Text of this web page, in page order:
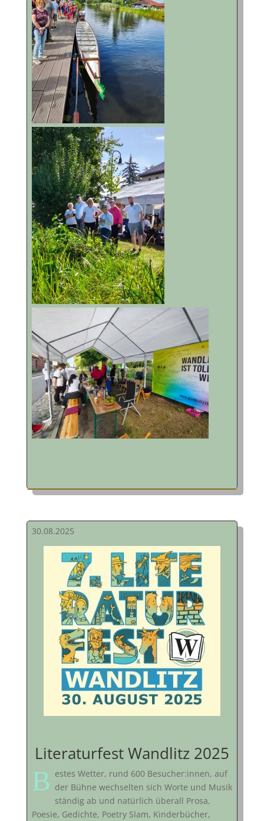
30.08.2025
Literaturfest Wandlitz 2025
B estes Wetter, rund 600 Besucher:innen, auf
der Bühne wechselten sich Worte und Musik
ständig ab und natürlich überall Prosa,
Poesie, Gedichte, Poetry Slam, Kinderbücher,